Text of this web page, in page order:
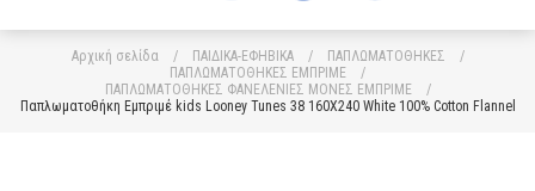
Αρχική σελίδα / ΠΑΙΔΙΚΑ-ΕΦΗΒΙΚΑ / ΠΑΠΛΩΜΑΤΟΘΗΚΕΣ
/
ΠΑΠΛΩΜΑΤΟΘΗΚΕΣ ΕΜΠΡΙΜΕ
/
ΠΑΠΛΩΜΑΤΟΘΗΚΕΣ ΦΑΝΕΛΕΝΙΕΣ ΜΟΝΕΣ ΕΜΠΡΙΜΕ
/
Παπλωματοθήκη Εμπριμέ kids Looney Tunes 38 160X240 White 100% Cotton Flannel